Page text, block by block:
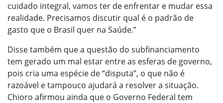
cuidado integral, vamos ter de enfrentar e mudar essa
realidade. Precisamos discutir qual é o padrão de
gasto que o Brasil quer na Saúde.”
Disse também que a questão do subfinanciamento
tem gerado um mal estar entre as esferas de governo,
pois cria uma espécie de “disputa”, o que não é
razoável e tampouco ajudará a resolver a situação.
Chioro afirmou ainda que o Governo Federal tem